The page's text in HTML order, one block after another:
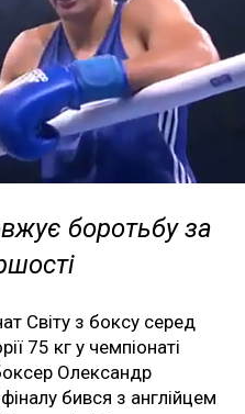
боротьбу за
Світу з боксу серед
75 кг у чемпіонаті
Олександр
бився з англійцем